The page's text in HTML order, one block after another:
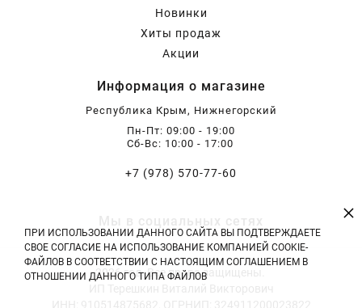
Новинки
Хиты продаж
Акции
Информация о магазине
Республика Крым, Нижнегорский
Пн-Пт: 09:00 - 19:00
Сб-Вс: 10:00 - 17:00
+7 (978) 570-77-60
2026 год. Все права защищены.
ПРИ ИСПОЛЬЗОВАНИИ ДАННОГО САЙТА ВЫ ПОДТВЕРЖДАЕТЕ
СВОЕ СОГЛАСИЕ НА ИСПОЛЬЗОВАНИЕ КОМПАНИЕЙ COOKIE-
ФАЙЛОВ В СООТВЕТСТВИИ С НАСТОЯЩИМ СОГЛАШЕНИЕМ В
ОТНОШЕНИИ ДАННОГО ТИПА ФАЙЛОВ
×